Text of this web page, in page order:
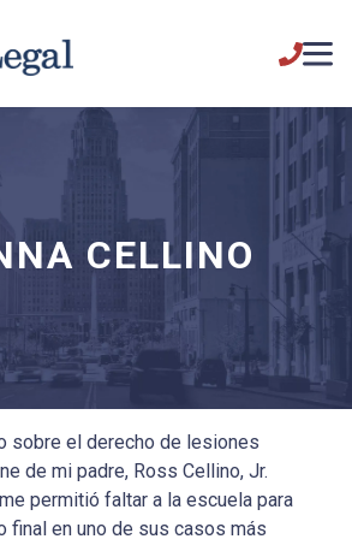
CELLINO
sobre el derecho de lesiones
de mi padre, Ross Cellino, Jr.
permitió faltar a la escuela para
final en uno de sus casos más